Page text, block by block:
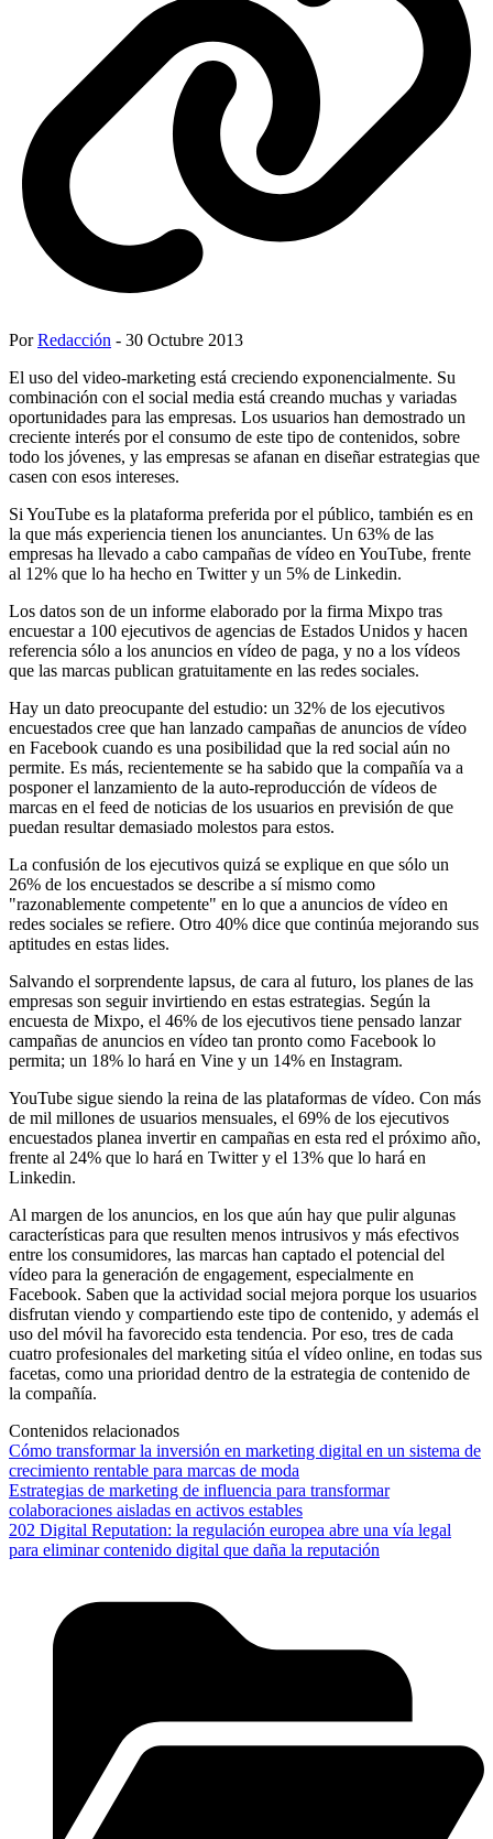
PorRedacción - 30 Octubre 2013
El uso del video-marketing está creciendo exponencialmente. Su
combinación con el social media está creando muchas y variadas
oportunidades para las empresas. Los usuarios han demostrado un
creciente interés por el consumo de este tipo de contenidos, sobre
todo los jóvenes, y las empresas se afanan en diseñar estrategias que
casen con esos intereses.
Si YouTube es la plataforma preferida por el público, también es en
la que más experiencia tienen los anunciantes. Un 63% de las
empresas ha llevado a cabo campañas de vídeo en YouTube, frente
al 12% que lo ha hecho en Twitter y un 5% de Linkedin.
Los datos son de un informe elaborado por la firma Mixpo tras
encuestar a 100 ejecutivos de agencias de Estados Unidos y hacen
referencia sólo a los anuncios en vídeo de paga, y no a los vídeos
que las marcas publican gratuitamente en las redes sociales.
Hay un dato preocupante del estudio: un 32% de los ejecutivos
encuestados cree que han lanzado campañas de anuncios de vídeo
en Facebook cuando es una posibilidad que la red social aún no
permite. Es más, recientemente se ha sabido que la compañía va a
posponer el lanzamiento de la auto-reproducción de vídeos de
marcas en el feed de noticias de los usuarios en previsión de que
puedan resultar demasiado molestos para estos.
La confusión de los ejecutivos quizá se explique en que sólo un
26% de los encuestados se describe a sí mismo como
"razonablemente competente" en lo que a anuncios de vídeo en
redes sociales se refiere. Otro 40% dice que continúa mejorando sus
aptitudes en estas lides.
Salvando el sorprendente lapsus, de cara al futuro, los planes de las
empresas son seguir invirtiendo en estas estrategias. Según la
encuesta de Mixpo, el 46% de los ejecutivos tiene pensado lanzar
campañas de anuncios en vídeo tan pronto como Facebook lo
permita; un 18% lo hará en Vine y un 14% en Instagram.
YouTube sigue siendo la reina de las plataformas de vídeo. Con más
de mil millones de usuarios mensuales, el 69% de los ejecutivos
encuestados planea invertir en campañas en esta red el próximo año,
frente al 24% que lo hará en Twitter y el 13% que lo hará en
Linkedin.
Al margen de los anuncios, en los que aún hay que pulir algunas
características para que resulten menos intrusivos y más efectivos
entre los consumidores, las marcas han captado el potencial del
vídeo para la generación de engagement, especialmente en
Facebook. Saben que la actividad social mejora porque los usuarios
disfrutan viendo y compartiendo este tipo de contenido, y además el
uso del móvil ha favorecido esta tendencia. Por eso, tres de cada
cuatro profesionales del marketing sitúa el vídeo online, en todas sus
facetas, como una prioridad dentro de la estrategia de contenido de
la compañía.
Contenidos relacionados
Cómo transformar la inversión en marketing digital en un sistema de
crecimiento rentable para marcas de moda
Estrategias de marketing de influencia para transformar
colaboraciones aisladas en activos estables
202 Digital Reputation: la regulación europea abre una vía legal
para eliminar contenido digital que daña la reputación